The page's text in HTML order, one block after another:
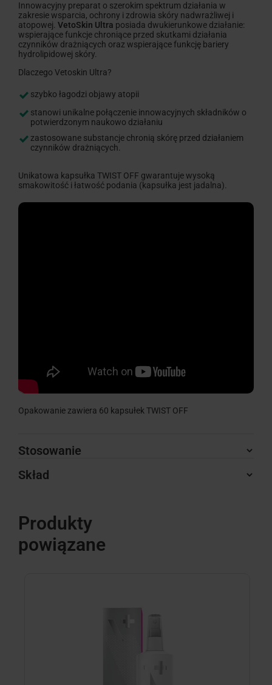
Innowacyjny preparat o szerokim spektrum działania w
zakresie wsparcia, ochrony i zdrowia skóry nadwrażliwej i
atopowej. VetoSkin Ultra posiada dwukierunkowe działanie:
wspierające funkcje chroniące przed skutkami działania
czynników drażniących oraz wspierające funkcję bariery
hydrolipidowej skóry.
Dlaczego Vetoskin Ultra?
szybko łagodzi objawy atopii
stanowi unikalne połączenie innowacyjnych składników o
potwierdzonym naukowo działaniu
zastosowane substancje chronią skórę przed działaniem
czynników drażniących.
Unikatowa kapsułka TWIST OFF gwarantuje wysoką
smakowitość i łatwość podania (kapsułka jest jadalna).
Opakowanie zawiera 60 kapsułek TWIST OFF
Stosowanie
Skład
Produkty
powiązane